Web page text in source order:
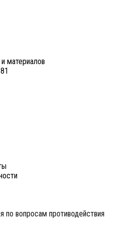
материалов
по вопросам противодействия